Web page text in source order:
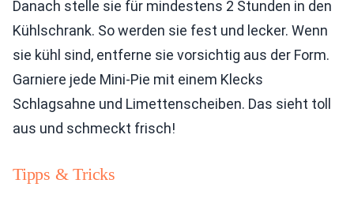
Danach stelle sie für mindestens 2 Stunden in den
Kühlschrank. So werden sie fest und lecker. Wenn
sie kühl sind, entferne sie vorsichtig aus der Form.
Garniere jede Mini-Pie mit einem Klecks
Schlagsahne und Limettenscheiben. Das sieht toll
aus und schmeckt frisch!
Tipps & Tricks